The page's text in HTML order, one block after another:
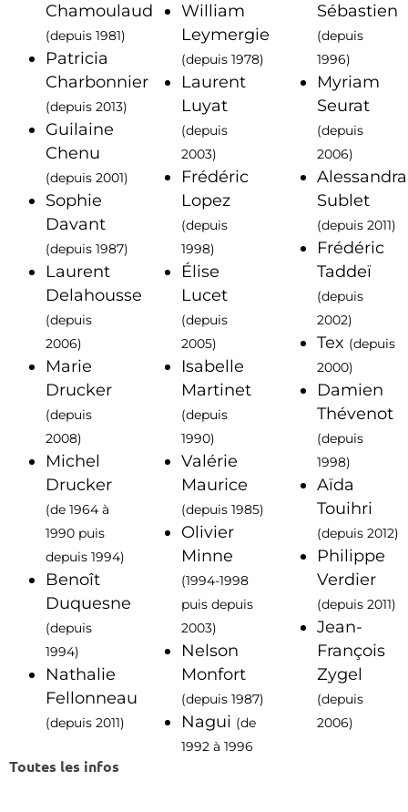
Chamoulaud
(depuis 1981)
Patricia
Charbonnier
(depuis 2013)
Guilaine
Chenu
(depuis 2001)
Sophie
Davant
(depuis 1987)
Laurent
Delahousse
(depuis
2006)
Marie
Drucker
(depuis
2008)
Michel
Drucker
(de 1964 à
1990 puis
depuis 1994)
Benoît
Duquesne
(depuis
1994)
Nathalie
Fellonneau
(depuis 2011)
William
Leymergie
(depuis 1978)
Laurent
Luyat
(depuis
2003)
Frédéric
Lopez
(depuis
1998)
Élise
Lucet
(depuis
2005)
Isabelle
Martinet
(depuis
1990)
Valérie
Maurice
(depuis 1985)
Olivier
Minne
(1994-1998
puis depuis
2003)
Nelson
Monfort
(depuis 1987)
Nagui (de
1992 à 1996
Sébastien
(depuis
1996)
Myriam
Seurat
(depuis
2006)
Alessandra
Sublet
(depuis 2011)
Frédéric
Taddeï
(depuis
2002)
Tex (depuis
2000)
Damien
Thévenot
(depuis
1998)
Aïda
Touihri
(depuis 2012)
Philippe
Verdier
(depuis 2011)
Jean-
François
Zygel
(depuis
2006)
Toutes les infos